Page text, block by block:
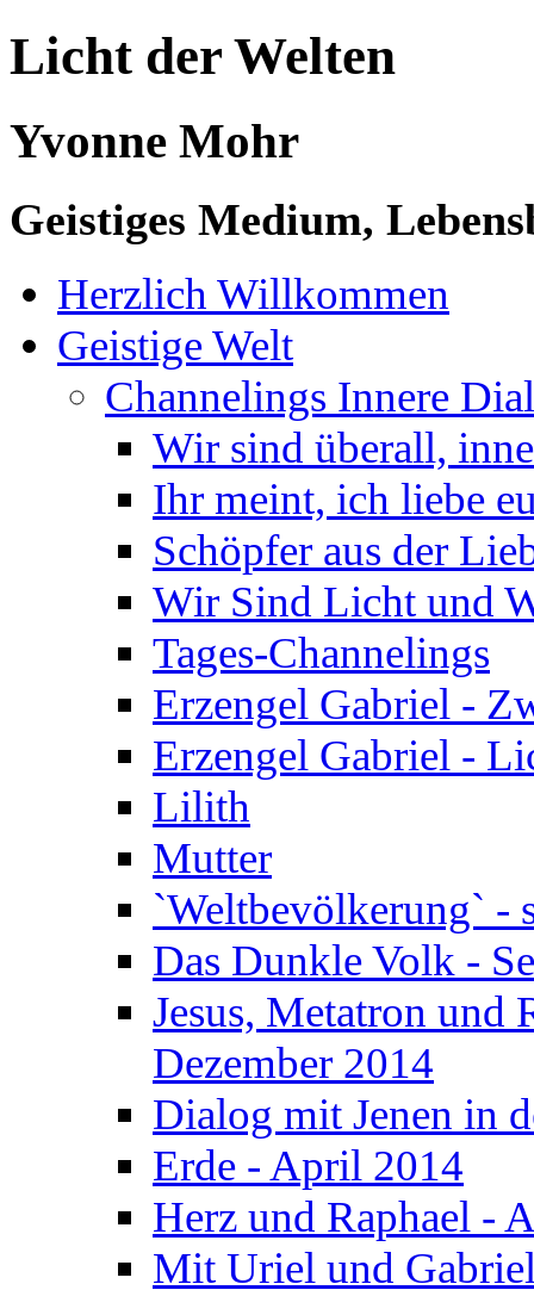
Licht der Welten
Yvonne Mohr
Geistiges Medium,
Herzlich Willkommen
Geistige Welt
Channelings Innere
Wir sind überall,
Ihr meint, ich liebe
Schöpfer aus der
Wir Sind Licht und
Tages-Channelings
Erzengel Gabriel -
Erzengel Gabriel -
Lilith
Mutter
`Weltbevölkerung` -
Das Dunkle Volk -
Jesus, Metatron und
Dezember 2014
Dialog mit Jenen in
Erde - April 2014
Herz und Raphael -
Mit Uriel und